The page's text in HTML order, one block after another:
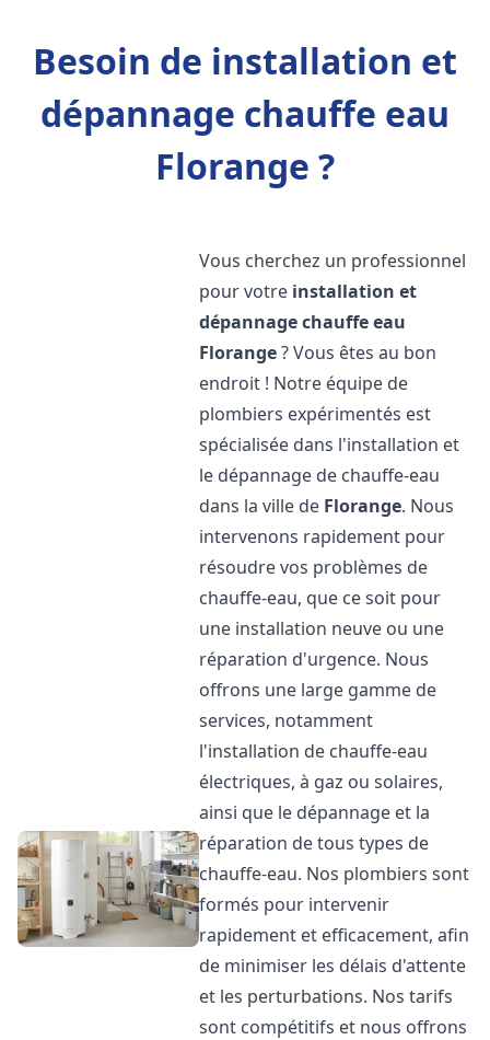
Besoin de installation et
dépannage chauffe eau
Florange ?
Vous cherchez un professionnel
pour votre installation et
dépannage chauffe eau
Florange? Vous êtes au bon
endroit ! Notre équipe de
plombiers expérimentés est
spécialisée dans l'installation et
le dépannage de chauffe-eau
dans la ville de Florange. Nous
intervenons rapidement pour
résoudre vos problèmes de
chauffe-eau, que ce soit pour
une installation neuve ou une
réparation d'urgence. Nous
offrons une large gamme de
services, notamment
l'installation de chauffe-eau
électriques, à gaz ou solaires,
ainsi que le dépannage et la
réparation de tous types de
chauffe-eau. Nos plombiers sont
formés pour intervenir
rapidement et efficacement, afin
de minimiser les délais d'attente
et les perturbations. Nos tarifs
sont compétitifs et nous offrons